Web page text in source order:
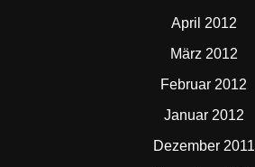
April 2012
März 2012
Februar 2012
Januar 2012
Dezember 2011